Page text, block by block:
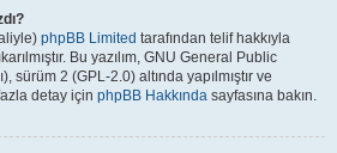
phpBB Limited tarafından telif hakkıyla
Bu yazılım, GNU General Public
sürüm 2 (GPL-2.0) altında yapılmıştır ve
detay için phpBB Hakkında sayfasına bakın.